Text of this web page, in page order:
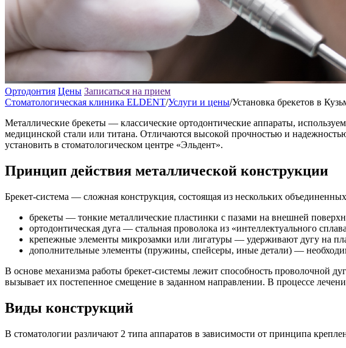
Ортодонтия Цены Записаться на прием
Стоматологическая клиника ELDENT/Услуги и цены/Установка брекетов в
Металлические брекеты — классические ортодонтические аппараты,
медицинской стали или титана. Отличаются высокой прочностью и
установить в стоматологическом центре «Эльдент».
Принцип действия металлической конструкции
Брекет-система — сложная конструкция, состоящая из нескольких
брекеты — тонкие металлические пластинки с пазами на внешней
ортодонтическая дуга — стальная проволока из «интеллектуального
крепежные элементы микрозамки или лигатуры — удерживают дугу на
дополнительные элементы (пружины, спейсеры, иные детали) —
В основе механизма работы брекет-системы лежит способность проволочной
вызывает их постепенное смещение в заданном направлении. В процессе
Виды конструкций
В стоматологии различают 2 типа аппаратов в зависимости от принципа